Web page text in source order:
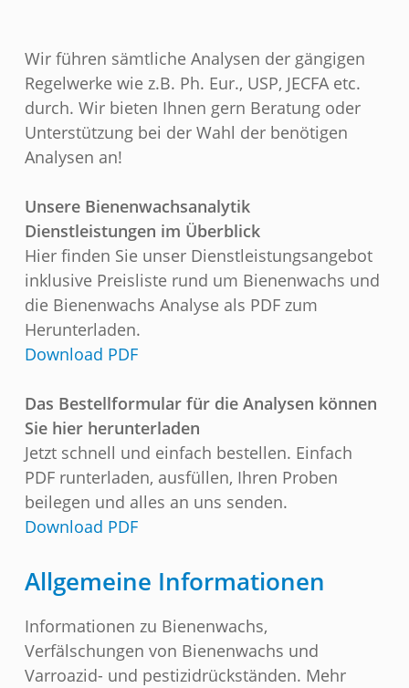
Wir führen sämtliche Analysen der gängigen
Regelwerke wie z.B. Ph. Eur., USP, JECFA etc.
durch. Wir bieten Ihnen gern Beratung oder
Unterstützung bei der Wahl der benötigen
Analysen an!
Unsere Bienenwachsanalytik
Dienstleistungen im Überblick
Hier finden Sie unser Dienstleistungsangebot
inklusive Preisliste rund um Bienenwachs und
die Bienenwachs Analyse als PDF zum
Herunterladen.
Download PDF
Das Bestellformular für die Analysen können
Sie hier herunterladen
Jetzt schnell und einfach bestellen. Einfach
PDF runterladen, ausfüllen, Ihren Proben
beilegen und alles an uns senden.
Download PDF
Allgemeine Informationen
Informationen zu Bienenwachs,
Verfälschungen von Bienenwachs und
Varroazid- und pestizidrückständen. Mehr